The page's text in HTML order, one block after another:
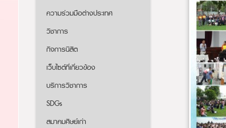
ความร่วมมือต่างประเทศ
วิชาการ
กิจการนิสิต
เว็บไซต์ที่เกี่ยวข้อง
บริการวิชาการ
SDGs
สมาคมศิษย์เก่า